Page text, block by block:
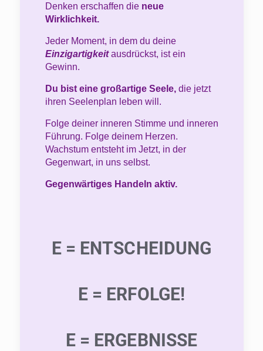
Denken erschaffen die neue
Wirklichkeit.
Jeder Moment, in dem du deine
Einzigartigkeit ausdrückst, ist ein
Gewinn.
Du bist eine großartige Seele,die jetzt
ihren Seelenplan leben will.
Folge deiner inneren Stimme und inneren
Führung. Folge deinem Herzen.
Wachstum entsteht im Jetzt, in der
Gegenwart, in uns selbst.
Gegenwärtiges Handeln aktiv.
E = ENTSCHEIDUNG
E = ERFOLGE!
E = ERGEBNISSE